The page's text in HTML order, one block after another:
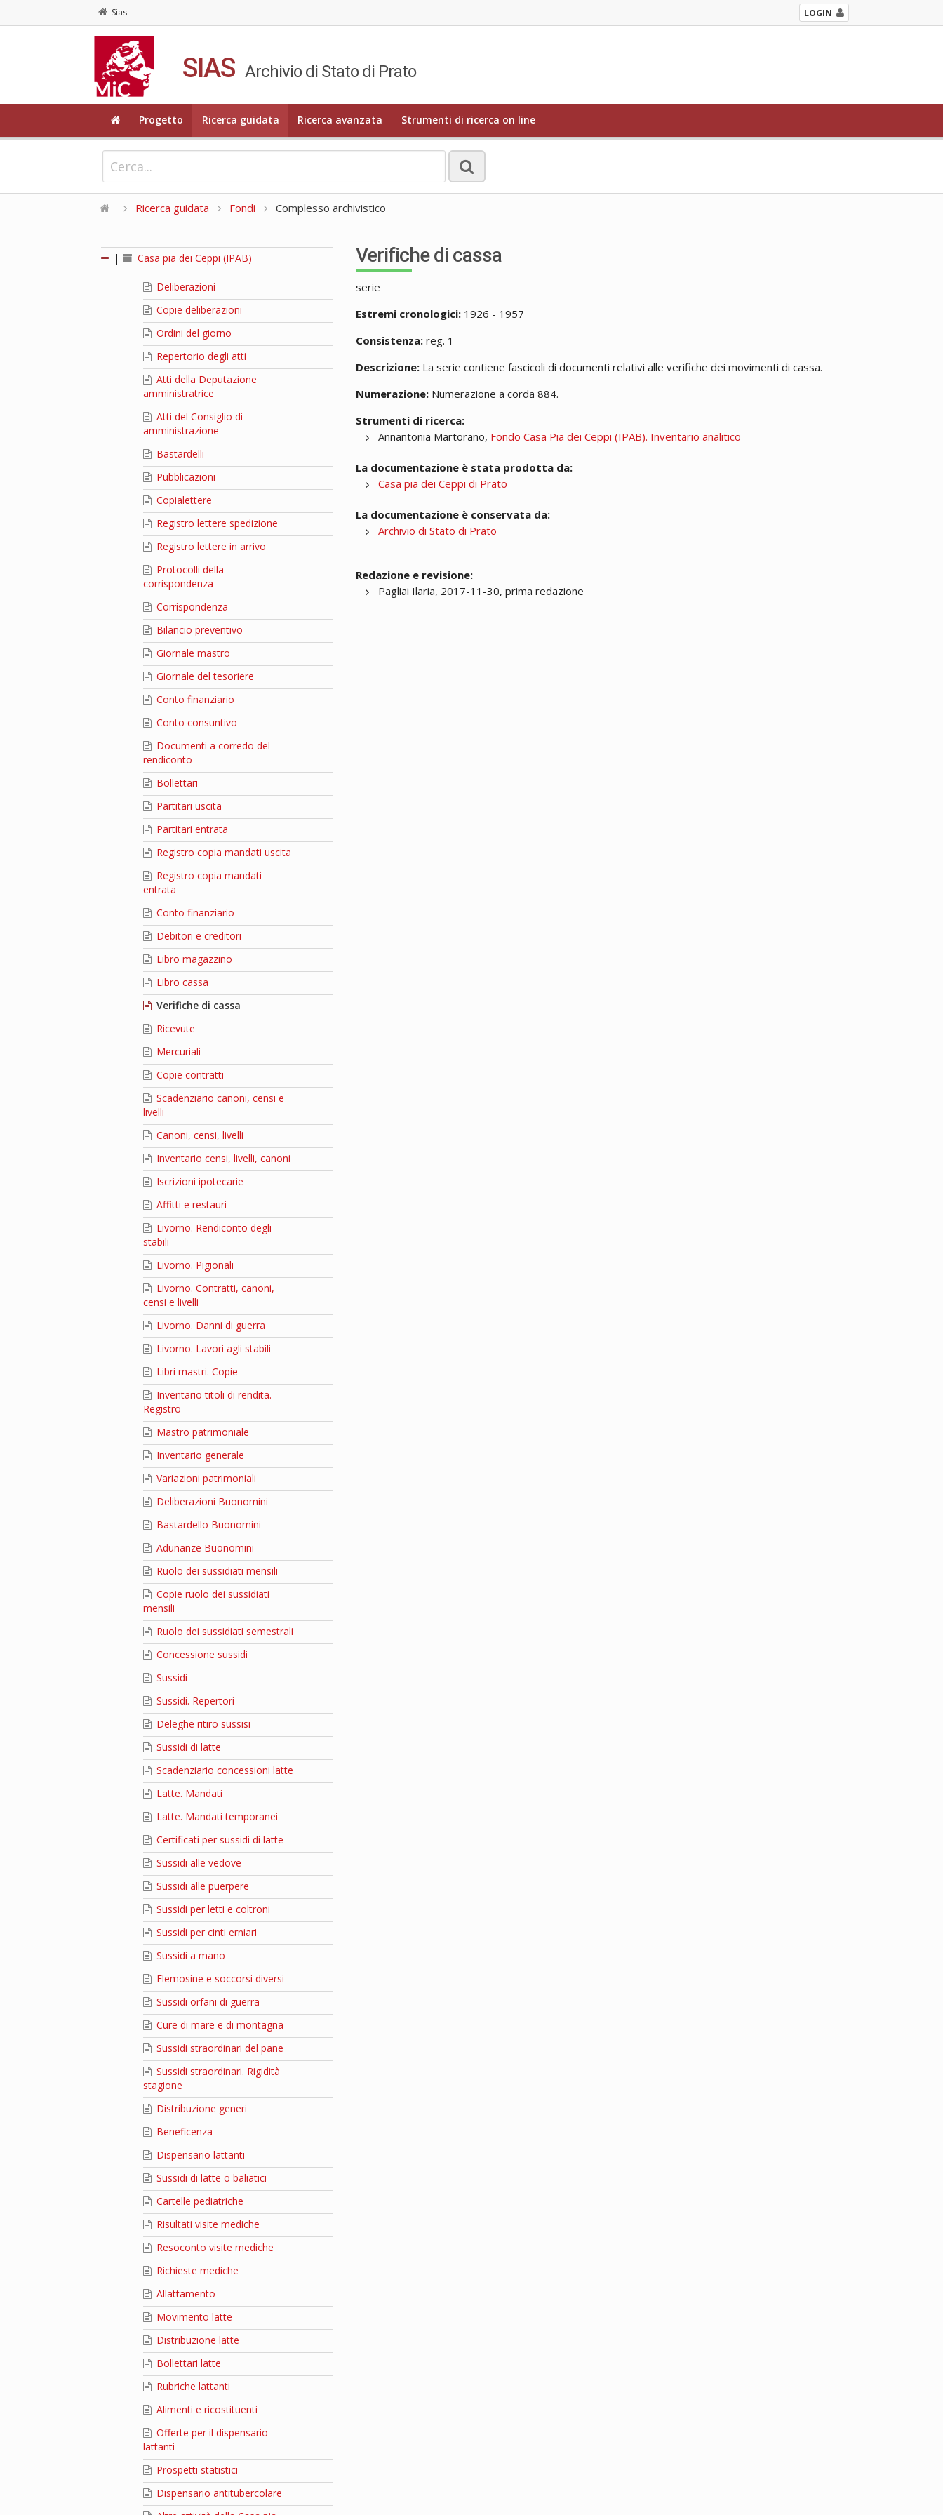
Sias LOGIN
SIAS Archivio di Stato di Prato
Progetto Ricerca guidata Ricerca avanzata Strumenti di ricerca on line
Ricerca guidata Fondi Complesso archivistico
| Casa pia dei Ceppi (IPAB)
Deliberazioni
Copie deliberazioni
Ordini del giorno
Repertorio degli atti
Atti della Deputazione
amministratrice
Atti del Consiglio di
amministrazione
Bastardelli
Pubblicazioni
Copialettere
Registro lettere spedizione
Registro lettere in arrivo
Protocolli della
corrispondenza
Corrispondenza
Bilancio preventivo
Giornale mastro
Giornale del tesoriere
Conto finanziario
Conto consuntivo
Documenti a corredo del
rendiconto
Bollettari
Partitari uscita
Partitari entrata
Registro copia mandati uscita
Registro copia mandati
entrata
Conto finanziario
Debitori e creditori
Libro magazzino
Libro cassa
Verifiche di cassa
Ricevute
Mercuriali
Copie contratti
Scadenziario canoni, censi e
livelli
Canoni, censi, livelli
Inventario censi, livelli, canoni
Iscrizioni ipotecarie
Affitti e restauri
Livorno. Rendiconto degli
stabili
Livorno. Pigionali
Livorno. Contratti, canoni,
censi e livelli
Livorno. Danni di guerra
Livorno. Lavori agli stabili
Libri mastri. Copie
Inventario titoli di rendita.
Registro
Mastro patrimoniale
Inventario generale
Variazioni patrimoniali
Deliberazioni Buonomini
Bastardello Buonomini
Adunanze Buonomini
Ruolo dei sussidiati mensili
Copie ruolo dei sussidiati
mensili
Ruolo dei sussidiati semestrali
Concessione sussidi
Sussidi
Sussidi. Repertori
Deleghe ritiro sussisi
Sussidi di latte
Scadenziario concessioni latte
Latte. Mandati
Latte. Mandati temporanei
Certificati per sussidi di latte
Sussidi alle vedove
Sussidi alle puerpere
Sussidi per letti e coltroni
Sussidi per cinti erniari
Sussidi a mano
Elemosine e soccorsi diversi
Sussidi orfani di guerra
Cure di mare e di montagna
Sussidi straordinari del pane
Sussidi straordinari. Rigidità
stagione
Distribuzione generi
Beneficenza
Dispensario lattanti
Sussidi di latte o baliatici
Cartelle pediatriche
Risultati visite mediche
Resoconto visite mediche
Richieste mediche
Allattamento
Movimento latte
Distribuzione latte
Bollettari latte
Rubriche lattanti
Alimenti e ricostituenti
Offerte per il dispensario
lattanti
Prospetti statistici
Dispensario antitubercolare
Verifiche di cassa
serie
Estremi cronologici: 1926 - 1957
Consistenza: reg. 1
Descrizione: La serie contiene fascicoli di documenti relativi alle verifiche dei movimenti di cassa.
Numerazione: Numerazione a corda 884.
Strumenti di ricerca:
Annantonia Martorano, Fondo Casa Pia dei Ceppi (IPAB). Inventario analitico
La documentazione è stata prodotta da:
Casa pia dei Ceppi di Prato
La documentazione è conservata da:
Archivio di Stato di Prato
Redazione e revisione:
Pagliai Ilaria, 2017-11-30, prima redazione